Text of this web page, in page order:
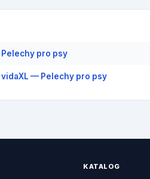
Pelechy pro psy
vidaXL — Pelechy pro psy
KATALOG